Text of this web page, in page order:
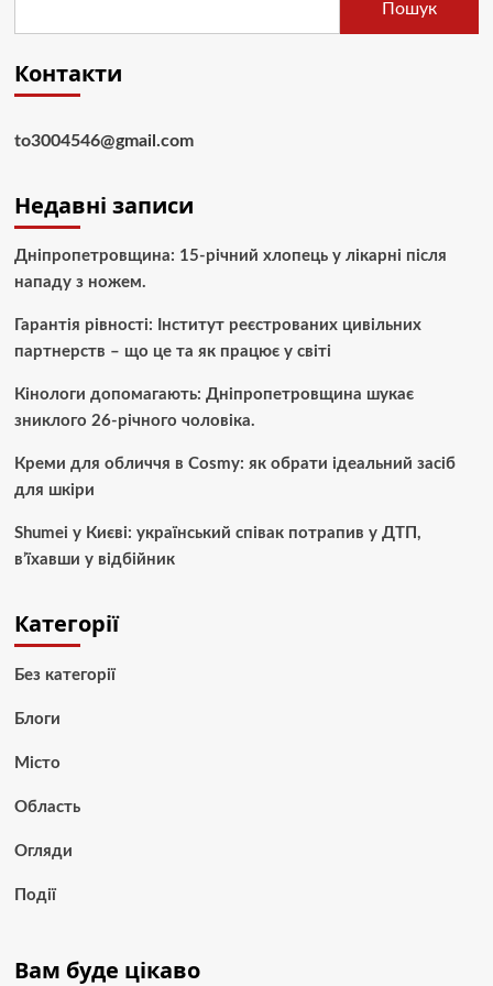
Пошук
Контакти
to3004546@gmail.com
Недавні записи
Дніпропетровщина: 15-річний хлопець у лікарні після
нападу з ножем.
Гарантія рівності: Інститут реєстрованих цивільних
партнерств – що це та як працює у світі
Кінологи допомагають: Дніпропетровщина шукає
зниклого 26-річного чоловіка.
Креми для обличчя в Cosmy: як обрати ідеальний засіб
для шкіри
Shumei у Києві: український співак потрапив у ДТП,
в’їхавши у відбійник
Категорії
Без категорії
Блоги
Місто
Область
Огляди
Події
Вам буде цікаво